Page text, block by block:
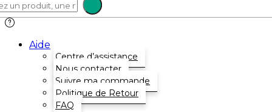
Aide
Centre d’assistance
Nous contacter
Suivre ma commande
Politique de Retour
FAQ